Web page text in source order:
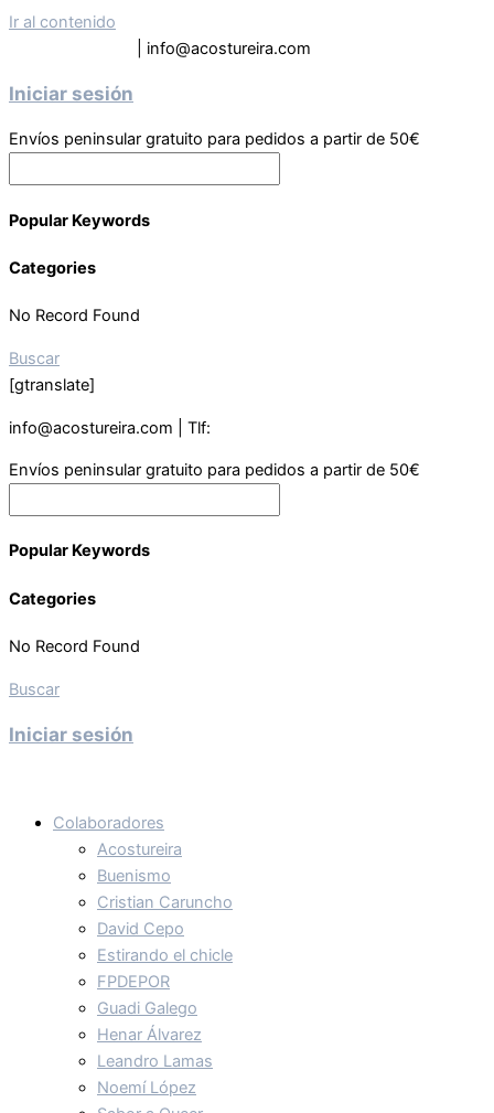
Ir al contenido
| info@acostureira.com
Iniciar sesión
Envíos peninsular gratuito para pedidos a partir de 50€
Popular Keywords
Categories
No Record Found
Buscar
[gtranslate]
info@acostureira.com | Tlf:
Envíos peninsular gratuito para pedidos a partir de 50€
Popular Keywords
Categories
No Record Found
Buscar
Iniciar sesión
Colaboradores
Acostureira
Buenismo
Cristian Caruncho
David Cepo
Estirando el chicle
FPDEPOR
Guadi Galego
Henar Álvarez
Leandro Lamas
Noemí López